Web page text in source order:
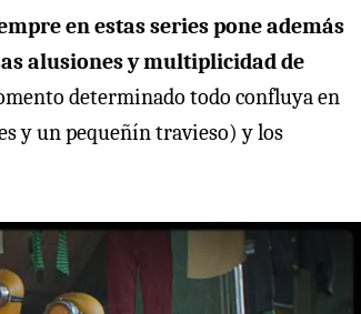
en estas series pone además
alusiones y multiplicidad de
determinado todo confluya en
y un pequeñín travieso) y los